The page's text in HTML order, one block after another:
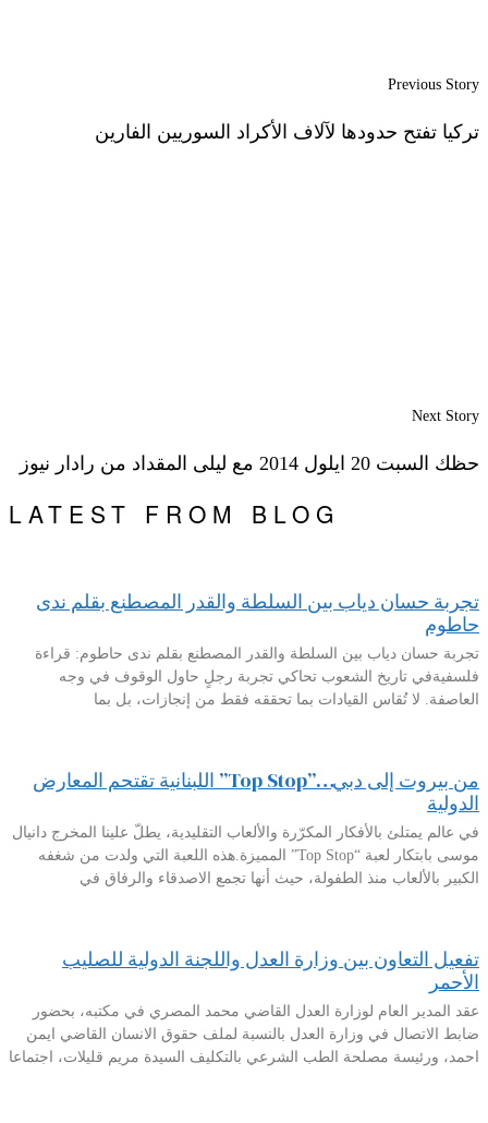
Previous Story
تركيا تفتح حدودها لآلاف الأكراد السوريين الفارين
Next Story
حظك السبت 20 ايلول 2014 مع ليلى المقداد من رادار نيوز
LATEST FROM BLOG
تجربة حسان دياب بين السلطة والقدر المصطنع بقلم ندى
حاطوم
تجربة حسان دياب بين السلطة والقدر المصطنع بقلم ندى حاطوم: قراءة
فلسفيةفي تاريخ الشعوب تحاكي تجربة رجلٍ حاول الوقوف في وجه
العاصفة. لا تُقاس القيادات بما تحققه فقط من إنجازات، بل بما
من بيروت إلى دبي…”Top Stop” اللبنانية تقتحم المعارض
الدولية
في عالم يمتلئ بالأفكار المكرّرة والألعاب التقليدية، يطلّ علينا المخرج دانيال
موسى بابتكار لعبة “Top Stop” المميزة.هذه اللعبة التي ولدت من شغفه
الكبير بالألعاب منذ الطفولة، حيث أنها تجمع الاصدقاء والرفاق في
تفعيل التعاون بين وزارة العدل واللجنة الدولية للصليب
الأحمر
عقد المدير العام لوزارة العدل القاضي محمد المصري في مكتبه، بحضور
ضابط الاتصال في وزارة العدل بالنسبة لملف حقوق الانسان القاضي ايمن
احمد، ورئيسة مصلحة الطب الشرعي بالتكليف السيدة مريم قليلات، اجتماعا